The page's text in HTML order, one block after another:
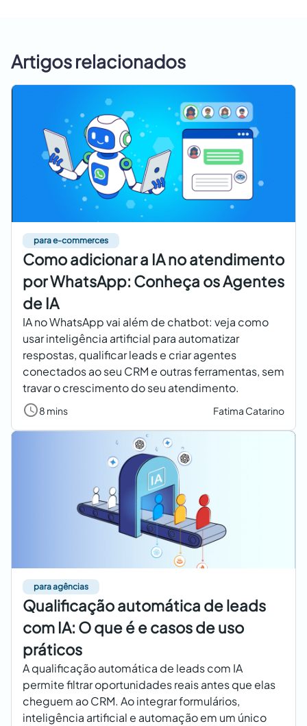
Artigos relacionados
para e-commerces
Como adicionar a IA no atendimento
por WhatsApp: Conheça os Agentes
de IA
IA no WhatsApp vai além de chatbot: veja como
usar inteligência artificial para automatizar
respostas, qualificar leads e criar agentes
conectados ao seu CRM e outras ferramentas, sem
travar o crescimento do seu atendimento.
8 mins Fatima Catarino
para agências
Qualificação automática de leads
com IA: O que é e casos de uso
práticos
A qualificação automática de leads com IA
permite filtrar oportunidades reais antes que elas
cheguem ao CRM. Ao integrar formulários,
inteligência artificial e automação em um único